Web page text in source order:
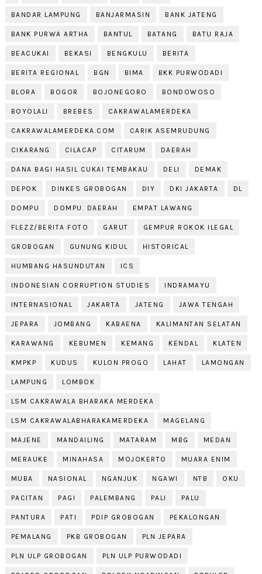
BANDAR LAMPUNG BANJARMASIN BANK JATENG
BANK PURWA ARTHA BANTUL BATANG BATU RAJA
BEACUKAI BEKASI BENGKULU BERITA
BERITA REGIONAL BGN BIMA BKK PURWODADI
BLORA BOGOR BOJONEGORO BONDOWOSO
BOYOLALI BREBES CAKRAWALAMERDEKA
CAKRAWALAMERDEKA.COM CARIK ASEMRUDUNG
CIKARANG CILACAP CITARUM DAERAH
DANA BAGI HASIL CUKAI TEMBAKAU DELI DEMAK
DEPOK DINKES GROBOGAN DIY DKI JAKARTA DL
DOMPU DOMPU. DAERAH EMPAT LAWANG
FLEZZ/BERITA FOTO GARUT GEMPUR ROKOK ILEGAL
GROBOGAN GUNUNG KIDUL HISTORICAL
HUMBANG HASUNDUTAN ICS
INDONESIAN CORRUPTION STUDIES INDRAMAYU
INTERNASIONAL JAKARTA JATENG JAWA TENGAH
JEPARA JOMBANG KABAENA KALIMANTAN SELATAN
KARAWANG KEBUMEN KEMANG KENDAL KLATEN
KMPKP KUDUS KULON PROGO LAHAT LAMONGAN
LAMPUNG LOMBOK
LSM CAKRAWALA BHARAKA MERDEKA
LSM CAKRAWALABHARAKAMERDEKA MAGELANG
MAJENE MANDAILING MATARAM MBG MEDAN
MERAUKE MINAHASA MOJOKERTO MUARA ENIM
MUBA NASIONAL NGANJUK NGAWI NTB OKU
PACITAN PAGI PALEMBANG PALI PALU
PANTURA PATI PDIP GROBOGAN PEKALONGAN
PEMALANG PKB GROBOGAN PLN JEPARA
PLN ULP GROBOGAN PLN ULP PURWODADI